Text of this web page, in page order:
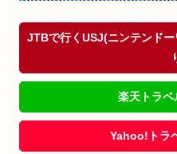
JTBで行くUSJ(ニンテンド
楽天トラベ
Yahoo!トラ